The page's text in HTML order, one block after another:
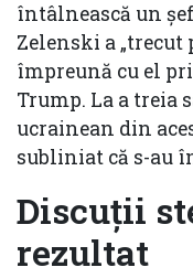
întâlnească un
Zelenski a „trecut
împreună cu el
Trump. La a treia
ucrainean din
subliniat că s-au
Discuții
rezultat